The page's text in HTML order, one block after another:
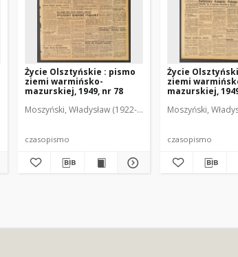
1971). Red. Osiecki, Andrzej. Red.
Red. Mroczkowski, Włodzimierz (1902-1971). Red.
Życie Olsztyńskie : pismo
ziemi warmińsko-
mazurskiej, 1949, nr 78
Moszyński, Władysław (1922-2001). Red. Mroczkowski,
czasopismo
Życie
ziemi
mazurskiej,
Moszyński,
czasopismo